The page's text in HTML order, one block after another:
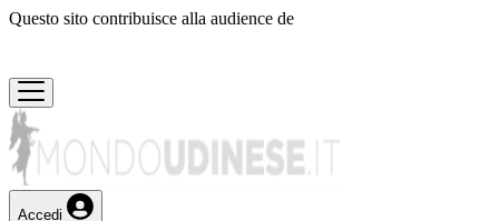
Questo sito contribuisce alla audience de
Accedi